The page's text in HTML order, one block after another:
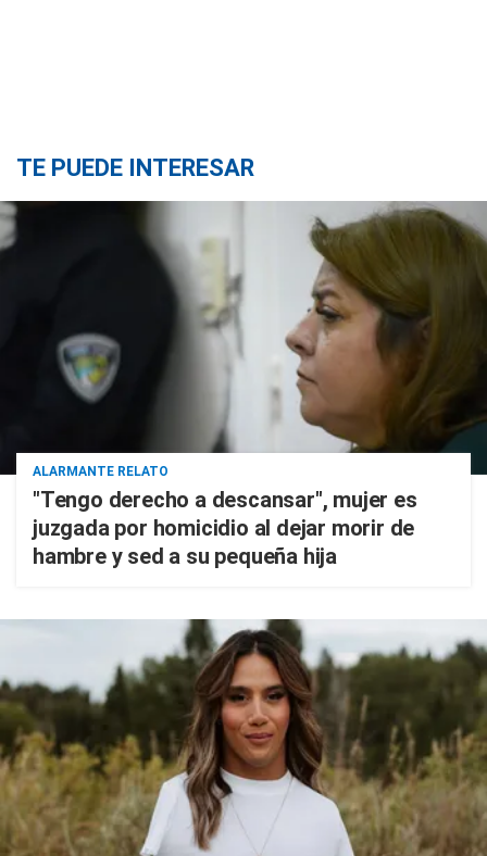
TE PUEDE INTERESAR
ALARMANTE RELATO
"Tengo derecho a descansar", mujer es
juzgada por homicidio al dejar morir de
hambre y sed a su pequeña hija